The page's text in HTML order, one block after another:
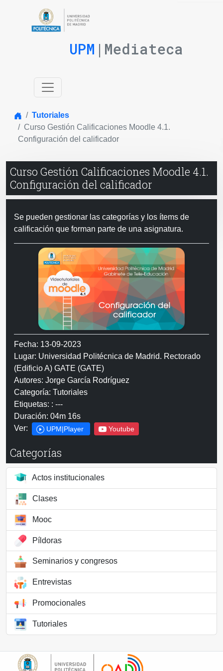
UPM |Mediateca
Inicio
Tutoriales
Curso Gestión Calificaciones Moodle 4.1.
Configuración del calificador
Curso Gestión Calificaciones Moodle 4.1.
Configuración del calificador
Se pueden gestionar las categorías y los ítems de
calificación que forman parte de una asignatura.
Fecha: 13-09-2023
Lugar: Universidad Politécnica de Madrid. Rectorado
(Edificio A) GATE (GATE)
Autores: Jorge García Rodríguez
Categoría: Tutoriales
Etiquetas: : ---
Duración: 04m 16s
Ver:
UPM|Player Youtube
Categorías
Actos institucionales
Clases
Mooc
Píldoras
Seminarios y congresos
Entrevistas
Promocionales
Tutoriales